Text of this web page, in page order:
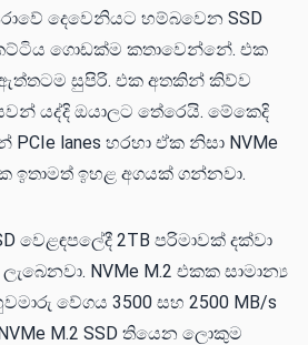
දෙවෙනියට හම්බවෙන SSD
ගොඩක්ම කතාවෙන්නේ. එක
සුපිරි. එක අතකින් කිව්ව
යද්දි ඔයාලට තේරෙයි. මේකෙදි
PCIe lanes හරහා ඒක නිසා NVMe
ඉතාමත් ඉහළ අගයක් ගන්නවා.
වෙළඳපලේදී 2TB පරිමාවක් දක්වා
NVMe M.2 එකක සාමාන්‍ය
වේගය 3500 සහ 2500 MB/s
M.2 SSD තියෙන ලොකුම